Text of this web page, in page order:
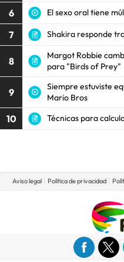
6 El sexo oral tiene
7 Shakira responde
8
Margot Robbie
para "Birds of Prey"
9
Siempre estuviste
Mario Bros
10 Técnicas para
Aviso legal Política de privacidad